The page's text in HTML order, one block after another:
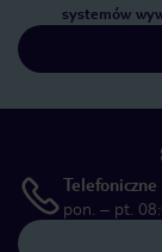
systemów
pon. – pt.